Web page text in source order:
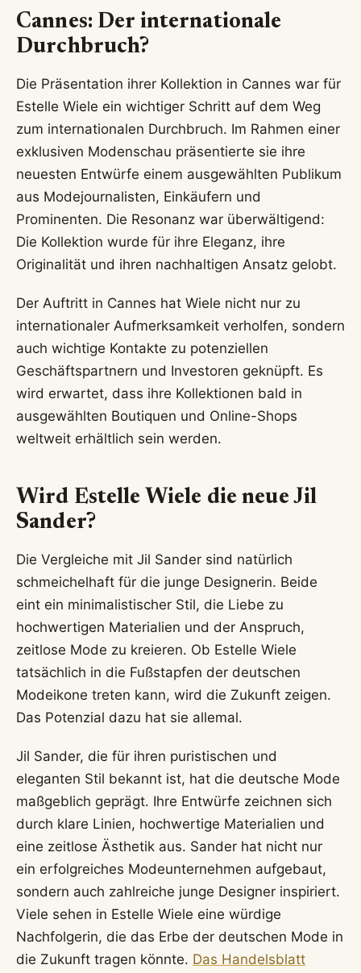
Cannes: Der internationale
Durchbruch?
Die Präsentation ihrer Kollektion in Cannes war für
Estelle Wiele ein wichtiger Schritt auf dem Weg
zum internationalen Durchbruch. Im Rahmen einer
exklusiven Modenschau präsentierte sie ihre
neuesten Entwürfe einem ausgewählten Publikum
aus Modejournalisten, Einkäufern und
Prominenten. Die Resonanz war überwältigend:
Die Kollektion wurde für ihre Eleganz, ihre
Originalität und ihren nachhaltigen Ansatz gelobt.
Der Auftritt in Cannes hat Wiele nicht nur zu
internationaler Aufmerksamkeit verholfen, sondern
auch wichtige Kontakte zu potenziellen
Geschäftspartnern und Investoren geknüpft. Es
wird erwartet, dass ihre Kollektionen bald in
ausgewählten Boutiquen und Online-Shops
weltweit erhältlich sein werden.
Wird Estelle Wiele die neue Jil
Sander?
Die Vergleiche mit Jil Sander sind natürlich
schmeichelhaft für die junge Designerin. Beide
eint ein minimalistischer Stil, die Liebe zu
hochwertigen Materialien und der Anspruch,
zeitlose Mode zu kreieren. Ob Estelle Wiele
tatsächlich in die Fußstapfen der deutschen
Modeikone treten kann, wird die Zukunft zeigen.
Das Potenzial dazu hat sie allemal.
Jil Sander, die für ihren puristischen und
eleganten Stil bekannt ist, hat die deutsche Mode
maßgeblich geprägt. Ihre Entwürfe zeichnen sich
durch klare Linien, hochwertige Materialien und
eine zeitlose Ästhetik aus. Sander hat nicht nur
ein erfolgreiches Modeunternehmen aufgebaut,
sondern auch zahlreiche junge Designer inspiriert.
Viele sehen in Estelle Wiele eine würdige
Nachfolgerin, die das Erbe der deutschen Mode in
die Zukunft tragen könnte. Das Handelsblatt